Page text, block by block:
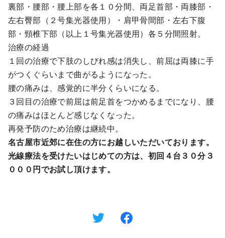
裏部・腰部・腰上部を各１０分間、両足首部・両膝部・
左右臀部（２号集光器使用）・肩甲骨間部・左右下腹
部・頸椎下部（以上１号集光器使用）各５分間照射。
治療の経過
１回の治療で下肢のしびれ感は消失し、前屈は両膝に手
がつくぐらいまで曲がるようになった。
腰の痛みは、感覚的に半分くらいになる。
３回目の治療で前屈は前足首をつかめるまでになり、腰
の痛みはほとんど感じなくなった。
再発予防のため治療は継続中。
名古屋市近郊に在住の方にお越しいただいております。
光線療法を受けたいはじめての方は、初回４台３０分３
０００円でお試し頂けます。